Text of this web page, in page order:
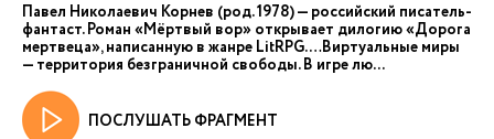
Павел Николаевич Корнев (род. 1978) — российский писатель-
фантаст. Роман «Мёртвый вор» открывает дилогию «Дорога
мертвеца», написанную в жанре LitRPG. …Виртуальные миры
— территория безграничной свободы. В игре лю...
ПОСЛУШАТЬ ФРАГМЕНТ